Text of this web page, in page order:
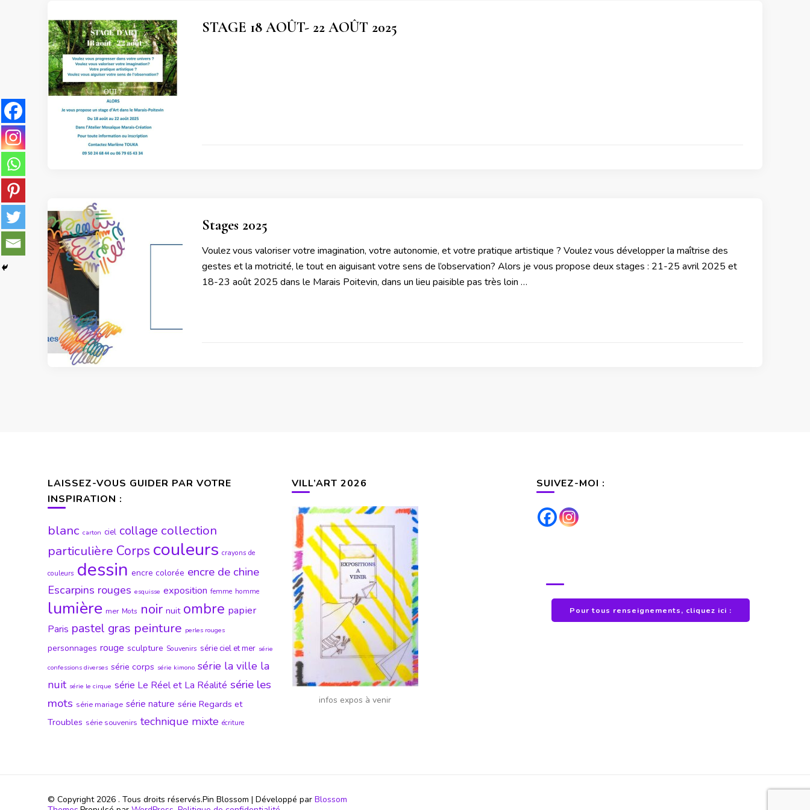
STAGE 18 AOÛT- 22 AOÛT 2025
Stages 2025
Voulez vous valoriser votre imagination, votre autonomie, et votre pratique artistique ? Voulez vous développer la maîtrise des
gestes et la motricité, le tout en aiguisant votre sens de l’observation? Alors je vous propose deux stages : 21-25 avril 2025 et
18-23 août 2025 dans le Marais Poitevin, dans un lieu paisible pas très loin …
LAISSEZ-VOUS GUIDER PAR VOTRE
INSPIRATION :
blanc carton ciel collage collection
particulière Corps couleurs crayons de
couleurs dessin encre colorée encre de chine
Escarpins rouges esquisse exposition femme homme
lumière mer Mots noir nuit ombre papier
Paris pastel gras peinture perles rouges
personnages rouge sculpture Souvenirs série ciel et mer série
confessions diverses série corps série kimono série la ville la
nuit série le cirque série Le Réel et La Réalité série les
mots série mariage série nature série Regards et
Troubles série souvenirs technique mixte écriture
VILL’ART 2026
infos expos à venir
SUIVEZ-MOI :
Pour tous renseignements, cliquez ici :
© Copyright 2026 . Tous droits réservés.Pin Blossom | Développé par Blossom